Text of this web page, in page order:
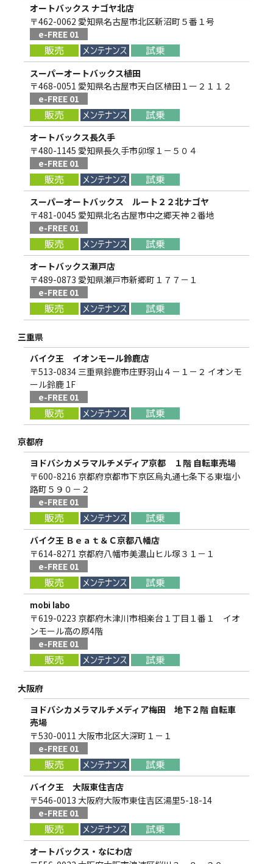
オートバックス ナゴヤ北店
〒462-0062 愛知県名古屋市北区新沼町５番１号
e-FREE 01
スーパーオートバックス植田
〒468-0051 愛知県名古屋市天白区植田１ー２１１２
e-FREE 01
オートバックス長久手
〒480-1145 愛知県長久手市卯塚１－５０４
e-FREE 01
スーパーオートバックス ルート２２北ナゴヤ
〒481-0045 愛知県北名古屋市中之郷天神２番地
e-FREE 01
オートバックス瀬戸店
〒489-0873 愛知県瀬戸市新郷町１７７－１
e-FREE 01
三重県
バイク王 イオンモール鈴鹿店
〒513-0834 三重県鈴鹿市庄野羽山４－１－２ イオンモ
ール鈴鹿 1F
e-FREE 01
京都府
ヨドバシカメラマルチメディア京都 １階 自転車売場
〒600-8216 京都府京都市下京区烏丸通七条下る東塩小
路町５９０－２
e-FREE 01
バイク王 Ｂｅａｔ＆Ｃ京都八幡店
〒614-8271 京都府八幡市美濃山ヒル塚３１－１
e-FREE 01
mobi labo
〒619-0223 京都府木津川市相楽台１丁目１番１ イオ
ンモール高の原4階
e-FREE 01
大阪府
ヨドバシカメラマルチメディア梅田 地下２階 自転車
売場
〒530-0011 大阪市北区大深町１－１
e-FREE 01
バイク王 大阪東住吉店
〒546-0013 大阪府大阪市東住吉区湯里5-18-14
e-FREE 01
オートバックス・なにわ店